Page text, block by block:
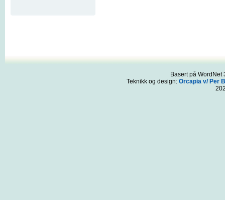
Basert på
Teknikk og design: Orcapia v/ Per